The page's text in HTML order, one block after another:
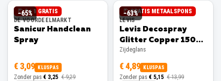
−65%
2 + 1 GRATIS
DE VOORDEELMARKT
Sanicur Handclean
Spray
€ 3,09 KLUSPAS
Zonder pas € 3,25 € 9,29
−63%
GRATIS METAALSPONS
LEVIS
Levis Decospray
Glitter Copper 150ml
Zijdeglans
Zijdeglans
€ 4,89 KLUSPAS
Zonder pas € 5,15 € 13,99